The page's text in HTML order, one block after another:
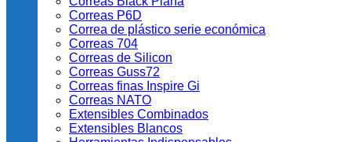
Correas P6D
Correa de plástico serie económica
Correas 704
Correas de Silicon
Correas Guss72
Correas finas Inspire Gi
Correas NATO
Extensibles Combinados
Extensibles Blancos